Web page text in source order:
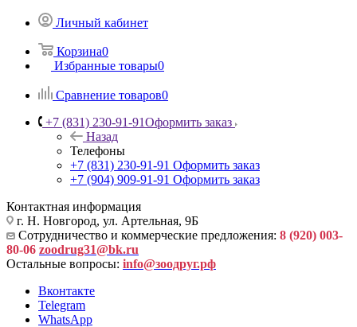
Личный кабинет
Корзина0
Избранные товары0
Сравнение товаров0
+7 (831) 230-91-91Оформить заказ
Назад
Телефоны
+7 (831) 230-91-91 Оформить заказ
+7 (904) 909-91-91 Оформить заказ
Контактная информация
г. Н. Новгород, ул. Артельная, 9Б
Сотрудничество и коммерческие предложения: 8 (920) 003-
80-06 zoodrug31@bk.ru
Остальные вопросы: info@зоодруг.рф
Вконтакте
Telegram
WhatsApp